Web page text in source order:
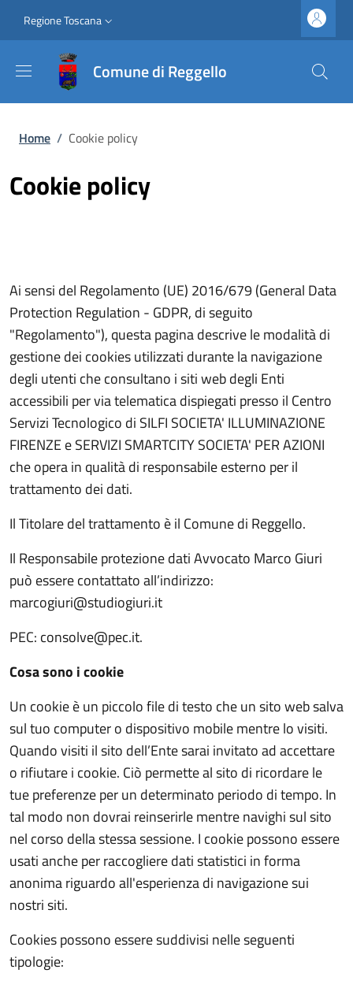
Slim top
Regione Toscana
Comune di Reggello
Briciole di pane
Home / Cookie policy
Cookie policy
Ai sensi del Regolamento (UE) 2016/679 (General Data
Protection Regulation - GDPR, di seguito
"Regolamento"), questa pagina descrive le modalità di
gestione dei cookies utilizzati durante la navigazione
degli utenti che consultano i siti web degli Enti
accessibili per via telematica dispiegati presso il Centro
Servizi Tecnologico di SILFI SOCIETA' ILLUMINAZIONE
FIRENZE e SERVIZI SMARTCITY SOCIETA' PER AZIONI
che opera in qualità di responsabile esterno per il
trattamento dei dati.
Il Titolare del trattamento è il Comune di Reggello.
Il Responsabile protezione dati Avvocato Marco Giuri
può essere contattato all’indirizzo:
marcogiuri@studiogiuri.it
PEC: consolve@pec.it.
Cosa sono i cookie
Un cookie è un piccolo file di testo che un sito web salva
sul tuo computer o dispositivo mobile mentre lo visiti.
Quando visiti il sito dell’Ente sarai invitato ad accettare
o rifiutare i cookie. Ciò permette al sito di ricordare le
tue preferenze per un determinato periodo di tempo. In
tal modo non dovrai reinserirle mentre navighi sul sito
nel corso della stessa sessione. I cookie possono essere
usati anche per raccogliere dati statistici in forma
anonima riguardo all'esperienza di navigazione sui
nostri siti.
Cookies possono essere suddivisi nelle seguenti
tipologie: